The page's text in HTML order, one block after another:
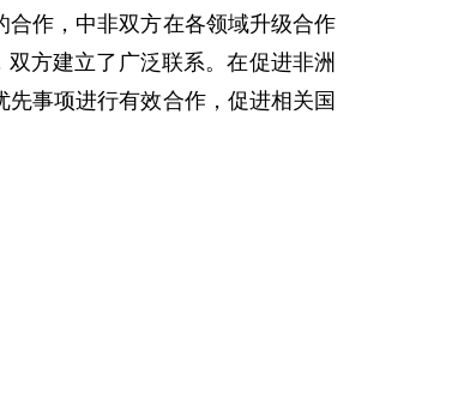
作，中非双方在各领域升级合作
方建立了广泛联系。在促进非洲
事项进行有效合作，促进相关国